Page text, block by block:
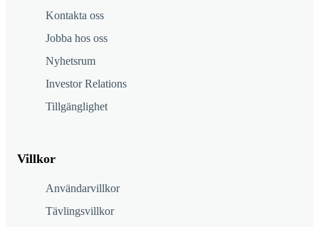
Kontakta oss
Jobba hos oss
Nyhetsrum
Investor Relations
Tillgänglighet
Villkor
Användarvillkor
Tävlingsvillkor